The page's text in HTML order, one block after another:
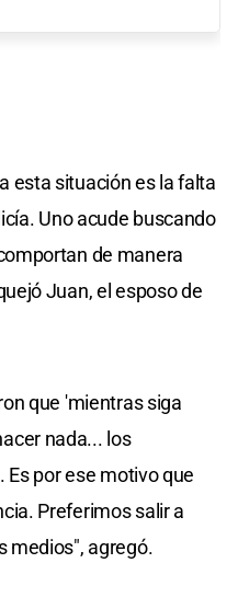
esta situación es la falta
Uno acude buscando
de manera
Juan, el esposo de
que 'mientras siga
nada... los
por ese motivo que
Preferimos salir a
medios", agregó.